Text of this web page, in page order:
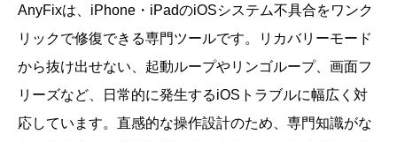
AnyFixは、iPhone・iPadのiOSシステム不具合をワンク
リックで修復できる専門ツールです。リカバリーモード
から抜け出せない、起動ループやリンゴループ、画面フ
リーズなど、日常的に発生するiOSトラブルに幅広く対
応しています。直感的な操作設計のため、専門知識がな